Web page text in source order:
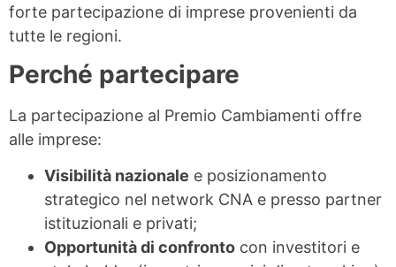
forte partecipazione di imprese provenienti da
tutte le regioni.
Perché partecipare
La partecipazione al Premio Cambiamenti offre
alle imprese:
Visibilità nazionale e posizionamento
strategico nel network CNA e presso partner
istituzionali e privati;
Opportunità di confronto con investitori e